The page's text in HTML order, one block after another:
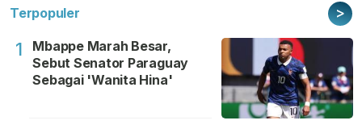
Terpopuler >
1
Mbappe Marah Besar,
Sebut Senator Paraguay
Sebagai 'Wanita Hina'